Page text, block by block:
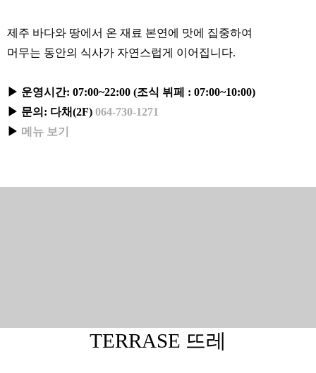
제주 바다와 땅에서 온 재료 본연에 맛에 집중하여
머무는 동안의 식사가 자연스럽게 이어집니다.
▶ 운영시간: 07:00~22:00 (조식 뷔페 : 07:00~10:00)
▶ 문의: 다채(2F) 064-730-1271
▶ 메뉴 보기
TERRASE 뜨레